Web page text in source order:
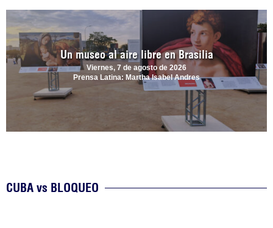
Un museo al aire libre en Brasilia
Viernes, 7 de agosto de 2026
Prensa Latina: Martha Isabel Andres
CUBA vs BLOQUEO